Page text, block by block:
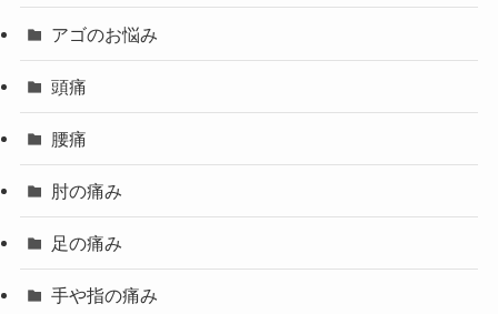
アゴのお悩み
頭痛
腰痛
肘の痛み
足の痛み
手や指の痛み